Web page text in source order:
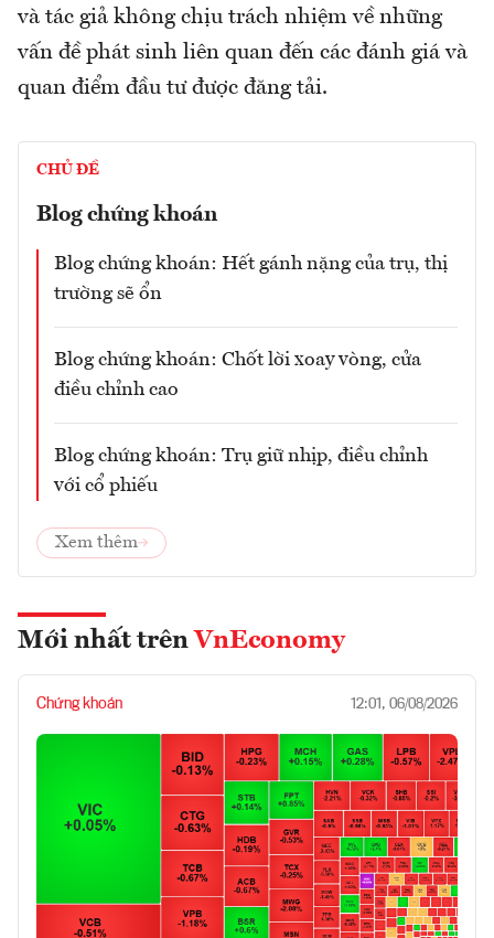
và tác giả không chịu trách nhiệm về những
vấn đề phát sinh liên quan đến các đánh giá và
quan điểm đầu tư được đăng tải.
CHỦ ĐỀ
Blog chứng khoán
Blog chứng khoán: Hết gánh nặng của trụ, thị
trường sẽ ổn
Blog chứng khoán: Chốt lời xoay vòng, cửa
điều chỉnh cao
Blog chứng khoán: Trụ giữ nhịp, điều chỉnh
với cổ phiếu
Xem thêm
Mới nhất trên VnEconomy
Chứng khoán 12:01, 06/08/2026